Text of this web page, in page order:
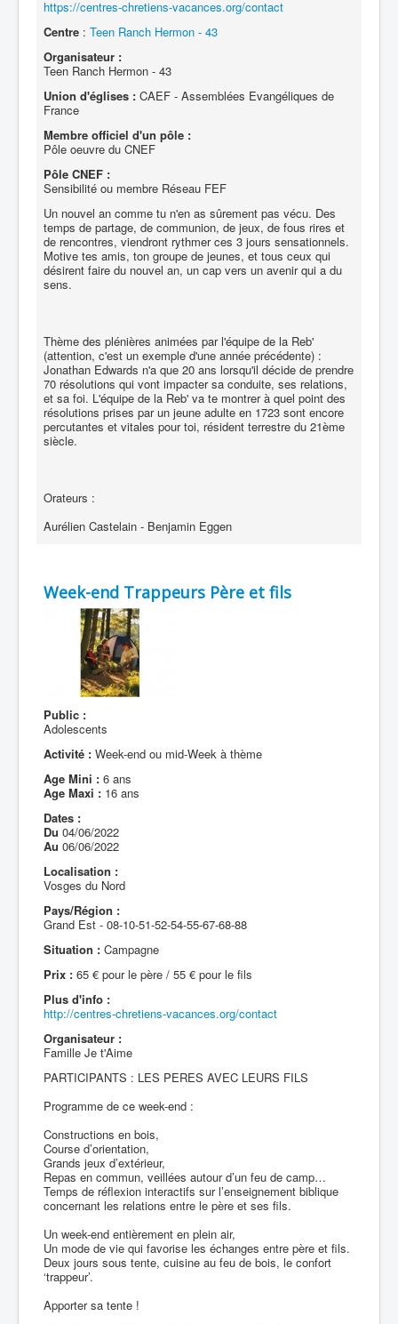
https://centres-chretiens-vacances.org/contact
Centre : Teen Ranch Hermon - 43
Organisateur :
Teen Ranch Hermon - 43
Union d'églises : CAEF - Assemblées Evangéliques de
France
Membre officiel d'un pôle :
Pôle oeuvre du CNEF
Pôle CNEF :
Sensibilité ou membre Réseau FEF
Un nouvel an comme tu n'en as sûrement pas vécu. Des
temps de partage, de communion, de jeux, de fous rires et
de rencontres, viendront rythmer ces 3 jours sensationnels.
Motive tes amis, ton groupe de jeunes, et tous ceux qui
désirent faire du nouvel an, un cap vers un avenir qui a du
sens.
Thème des plénières animées par l'équipe de la Reb'
(attention, c'est un exemple d'une année précédente) :
Jonathan Edwards n'a que 20 ans lorsqu'il décide de prendre
70 résolutions qui vont impacter sa conduite, ses relations,
et sa foi. L'équipe de la Reb' va te montrer à quel point des
résolutions prises par un jeune adulte en 1723 sont encore
percutantes et vitales pour toi, résident terrestre du 21ème
siècle.
Orateurs :
Aurélien Castelain - Benjamin Eggen
Week-end Trappeurs Père et fils
Public :
Adolescents
Activité : Week-end ou mid-Week à thème
Age Mini : 6 ans
Age Maxi : 16 ans
Dates :
Du 04/06/2022
Au 06/06/2022
Localisation :
Vosges du Nord
Pays/Région :
Grand Est - 08-10-51-52-54-55-67-68-88
Situation : Campagne
Prix : 65 € pour le père / 55 € pour le fils
Plus d'info :
http://centres-chretiens-vacances.org/contact
Organisateur :
Famille Je t'Aime
PARTICIPANTS : LES PERES AVEC LEURS FILS
Programme de ce week-end :
Constructions en bois,
Course d’orientation,
Grands jeux d’extérieur,
Repas en commun, veillées autour d’un feu de camp…
Temps de réflexion interactifs sur l’enseignement biblique
concernant les relations entre le père et ses fils.
Un week-end entièrement en plein air,
Un mode de vie qui favorise les échanges entre père et fils.
Deux jours sous tente, cuisine au feu de bois, le confort
‘trappeur’.
Apporter sa tente !